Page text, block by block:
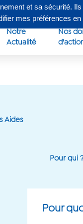
de 8h à 16h30
Notre
Actualité
Nos
Aides
Pour qui ?
Pour
et sa sécurité.
mes préférences